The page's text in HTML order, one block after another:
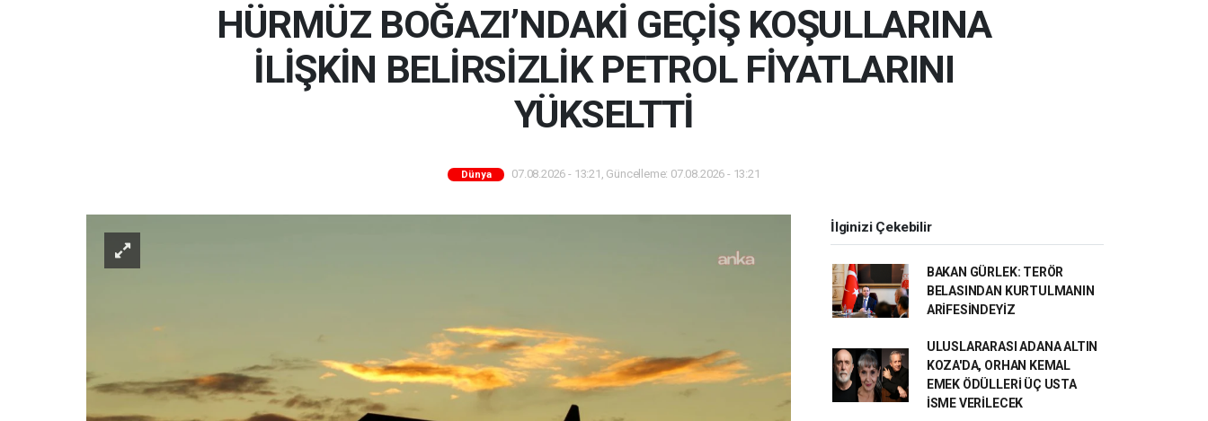
HÜRMÜZ BOĞAZI’NDAKİ GEÇİŞ KOŞULLARINA
İLİŞKİN BELİRSİZLİK PETROL FİYATLARINI
YÜKSELTTİ
Dünya 07.08.2026 - 13:21, Güncelleme: 07.08.2026 - 13:21
İlginizi Çekebilir
BAKAN GÜRLEK: TERÖR
BELASINDAN KURTULMANIN
ARİFESİNDEYİZ
ULUSLARARASI ADANA ALTIN
KOZA'DA, ORHAN KEMAL
EMEK ÖDÜLLERİ ÜÇ USTA
İSME VERİLECEK